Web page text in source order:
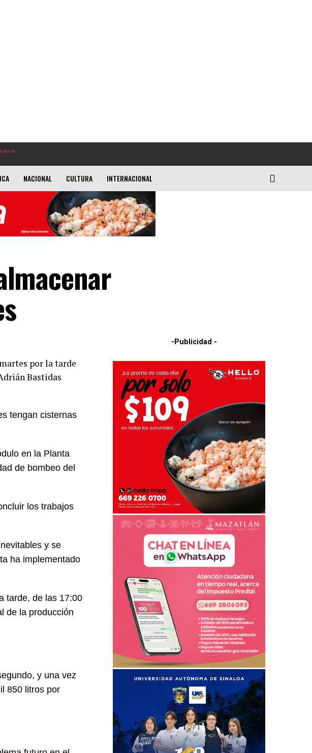
NACIONAL CULTURA INTERNACIONAL
por la tarde
Bastidas
tengan cisternas
en la Planta
de bombeo del
los trabajos
y se
ha implementado
tarde, de las 17:00
de la producción
y una vez
850 litros por
-Publicidad -